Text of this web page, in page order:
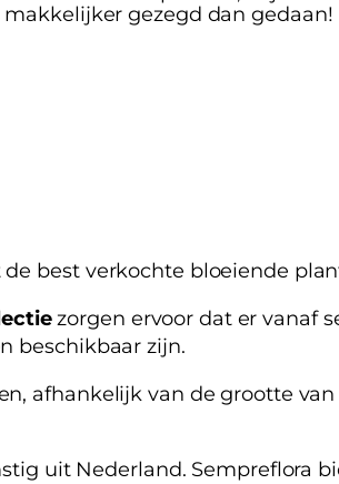
gezegd dan gedaan!
best verkochte bloeiende
zorgen ervoor dat er vanaf
beschikbaar zijn.
afhankelijk van de grootte
uit Nederland. Sempreflora